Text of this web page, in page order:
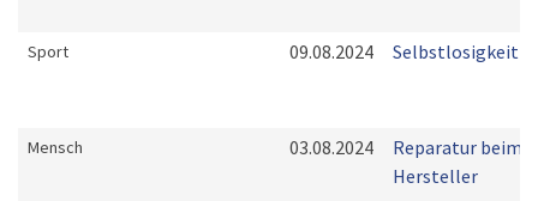
Sport 09.08.2024 Selbstlosigkeit
Mensch 03.08.2024
Reparatur beim
Hersteller